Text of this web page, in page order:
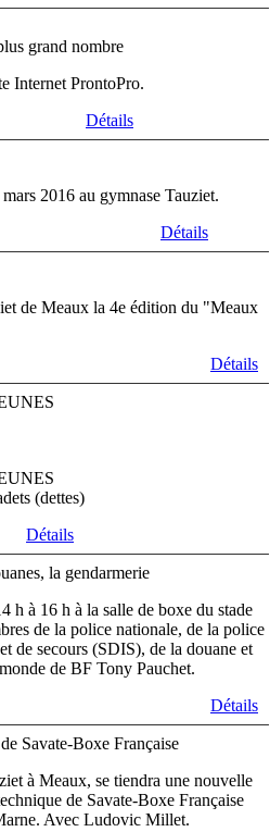
grand nombre
Internet ProntoPro.
Détails
2016 au gymnase Tauziet.
Détails
de Meaux la 4e édition du "Meaux
Détails
(dettes)
Détails
la gendarmerie
h à 16 h à la salle de boxe du stade
de la police nationale, de la police
de secours (SDIS), de la douane et
de BF Tony Pauchet.
Détails
Savate-Boxe Française
à Meaux, se tiendra une nouvelle
de Savate-Boxe Française
Avec Ludovic Millet.